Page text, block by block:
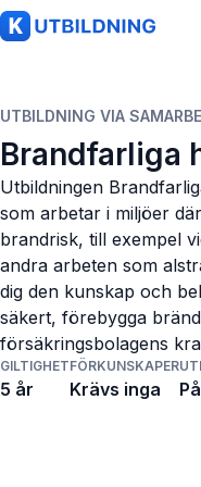
K-Utbildning
Startsida
Utbildningar
Artiklar
Vanliga frågor
Om oss
Kontakt
UTBILDNING VIA
Brandfarliga
Utbildningen
som arbetar i miljöer
brandrisk, till exempel
andra arbeten som
dig den kunskap och
säkert, förebygga
försäkringsbolagens
GILTIGHET
5 år
FÖRKUNSKAPER
Krävs inga